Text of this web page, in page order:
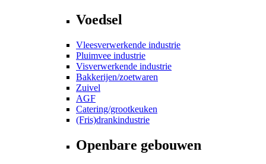
Voedsel
Vleesverwerkende industrie
Pluimvee industrie
Visverwerkende industrie
Bakkerijen/zoetwaren
Zuivel
AGF
Catering/grootkeuken
(Fris)drankindustrie
Openbare gebouwen